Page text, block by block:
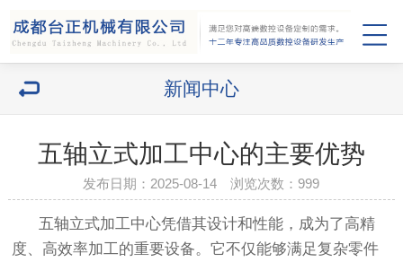
新闻中心
五轴立式加工中心的主要优势
发布日期：2025-08-14 浏览次数： 999
五轴立式加工中心凭借其设计和性能，成为了高精
度、高效率加工的重要设备。它不仅能够满足复杂零件